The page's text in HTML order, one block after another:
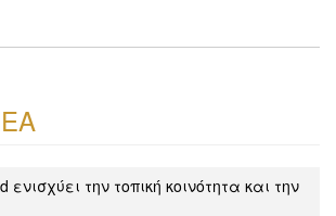
ενισχύει την τοπική κοινότητα και την